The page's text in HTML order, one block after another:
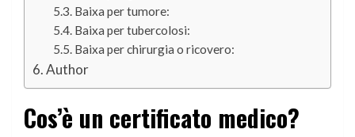
Baixa per tumore:
Baixa per tubercolosi:
Baixa per chirurgia o ricovero:
Author
Cos’è un certificato medico?